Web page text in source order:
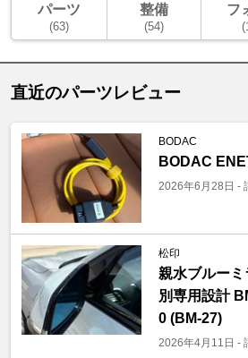
パーツ
(63)
整備
(54)
フ
直近のパーツレビュー
BODAC
BODAC
2026年6月28日 -
松印
親水ブルー
別専用設計
0 (BM-27)
2026年4月11日 -